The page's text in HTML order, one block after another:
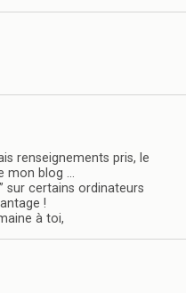
renseignements pris, le
mon blog …
sur certains ordinateurs
!
à toi,